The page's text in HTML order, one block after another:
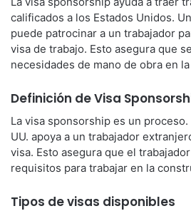
calificados a los Estados Unidos.
puede patrocinar a un trabajador
visa de trabajo. Esto asegura que
necesidades de mano de obra en
Definición de Visa
La visa sponsorship es un proceso.
UU. apoya a un trabajador
visa. Esto asegura que el
requisitos para trabajar en la
Tipos de visas disponibles